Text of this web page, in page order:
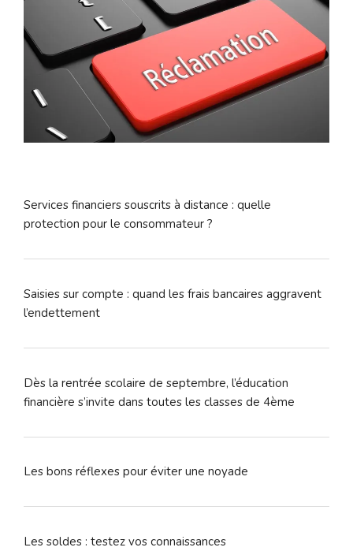
Services financiers souscrits à distance : quelle
protection pour le consommateur ?
Saisies sur compte : quand les frais bancaires aggravent
l’endettement
Dès la rentrée scolaire de septembre, l’éducation
financière s’invite dans toutes les classes de 4ème
Les bons réflexes pour éviter une noyade
Les soldes : testez vos connaissances